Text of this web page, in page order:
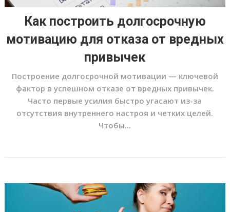
Как построить долгосрочную
мотивацию для отказа от вредных
привычек
Построение долгосрочной мотивации — ключевой
фактор в успешном отказе от вредных привычек.
Часто первые усилия быстро угасают из-за
отсутствия внутреннего настроя и четких целей.
Чтобы...